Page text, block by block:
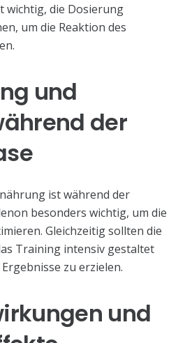
wichtig, die Dosierung
um die Reaktion des
und
der
ist während der
besonders wichtig, um die
Gleichzeitig sollten die
Training intensiv gestaltet
zu erzielen.
und